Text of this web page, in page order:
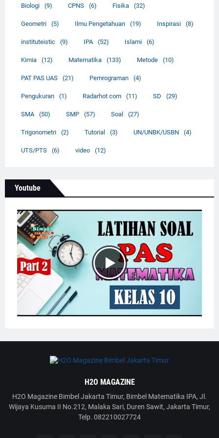
Biologi (9) CPNS (6) Fisika (32)
Geometri (5) Ilmu Pengetahuan (19) Inspirasi (8)
instituteistic (9) IPA (52) Islami (6)
Kimia (12) Matematika (133) Metode (10)
PAT PAS UAS (21) Pemrograman (4)
Pengukuran (1) Radarhot com (11) SD (29)
SMA (50) SMP (57) Soal (27)
Trigonometri (2) Tutorial (3) UN/UNBK/USBN (4)
UTS/PTS (6) video (12)
Youtube
H2O MAGAZINE
H2O Magazine Bimbel Jakarta Timur, Bimbel Matematika IPA, Jl.
Wijaya Kusuma II No.212, Malaka Sari, Duren Sawit, Jakarta Timur,
Telp. 082210027724